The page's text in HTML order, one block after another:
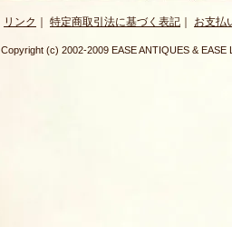
リンク 特定商取引法に基づく表記 お支払
Copyright (c) 2002-2009 EASE ANTIQUES &